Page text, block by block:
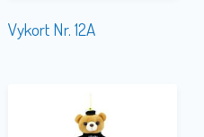
Vykort Nr. 12A